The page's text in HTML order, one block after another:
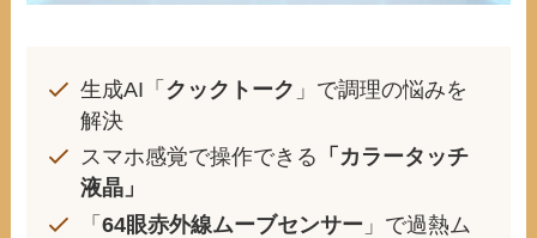
生成AI「 クックトーク 」で調理の悩みを
解決
スマホ感覚で操作できる 「カラータッチ
液晶」
「64眼赤外線ムーブセンサー 」で過熱ム